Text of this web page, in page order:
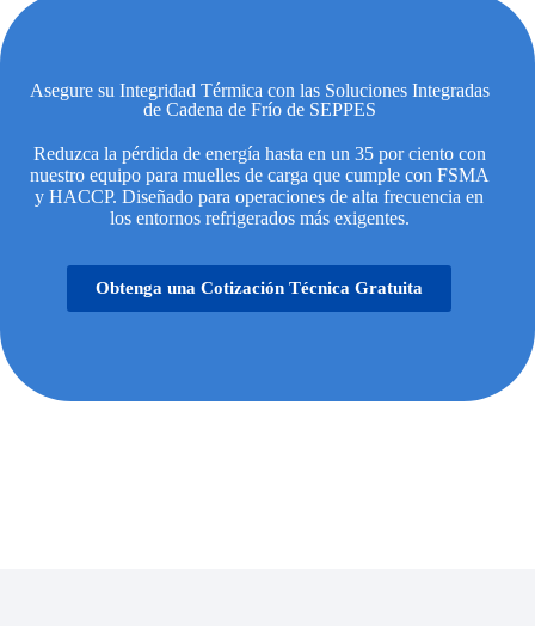
Asegure su Integridad Térmica con las Soluciones Integradas
de Cadena de Frío de SEPPES
Reduzca la pérdida de energía hasta en un 35 por ciento con
nuestro equipo para muelles de carga que cumple con FSMA
y HACCP. Diseñado para operaciones de alta frecuencia en
los entornos refrigerados más exigentes.
Obtenga una Cotización Técnica Gratuita